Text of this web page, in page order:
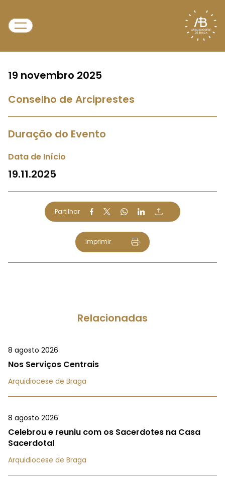
19 novembro 2025
Conselho de Arciprestes
Duração do Evento
Data de Início
19.11.2025
Partilhar
Imprimir
Relacionadas
8 agosto 2026
Nos Serviços Centrais
Arquidiocese de Braga
8 agosto 2026
Celebrou e reuniu com os Sacerdotes na Casa
Sacerdotal
Arquidiocese de Braga